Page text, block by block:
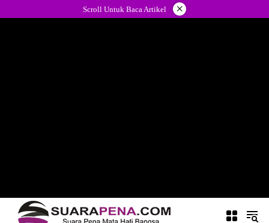
ke
Scroll Untuk Baca Artikel ×